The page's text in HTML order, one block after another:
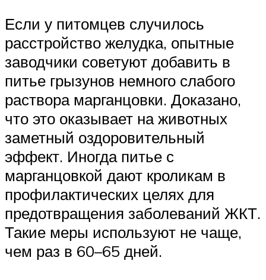
Если у питомцев случилось
расстройство желудка, опытные
заводчики советуют добавить в
питье грызунов немного слабого
раствора марганцовки. Доказано,
что это оказывает на животных
заметный оздоровительный
эффект. Иногда питье с
марганцовкой дают кроликам в
профилактических целях для
предотвращения заболеваний ЖКТ.
Такие меры используют не чаще,
чем раз в 60–65 дней.